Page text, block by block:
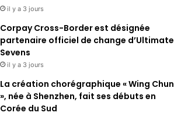
il y a 3 jours
Corpay Cross-Border est désignée
partenaire officiel de change d’Ultimate
Sevens
il y a 3 jours
La création chorégraphique « Wing Chun
», née à Shenzhen, fait ses débuts en
Corée du Sud